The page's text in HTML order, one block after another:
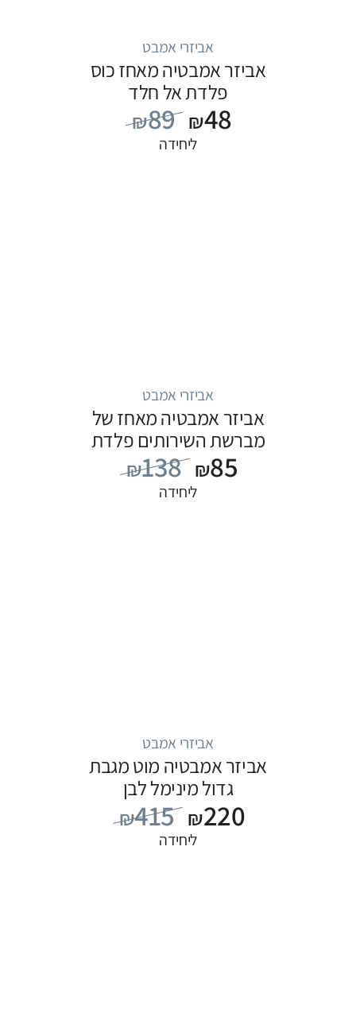
אביזרי אמבט
אביזר אמבטיה מאחז כוס
פלדת אל חלד
₪89 ₪48
ליחידה
אביזרי אמבט
אביזר אמבטיה מאחז של
מברשת השירותים פלדת
אל חלד ₪138 ₪85
ליחידה
אביזרי אמבט
אביזר אמבטיה מוט מגבת
גדול מינימל לבן
₪415 ₪220
ליחידה